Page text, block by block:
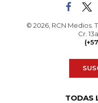
© 2026, RCN Medios.
Cr.
TODAS